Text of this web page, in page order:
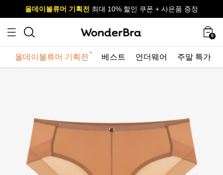
사이즈 무료 교환 서비스
올데이볼류머 기획전 최대 10% 할인 쿠폰 + 사은품 증정
사이즈 무료 교환 서비스
올데이볼류머 기획전 최대 10% 할인 쿠폰 + 사은품 증정
0
올데이볼류머 기획전 베스트 언더웨어 주말 특가